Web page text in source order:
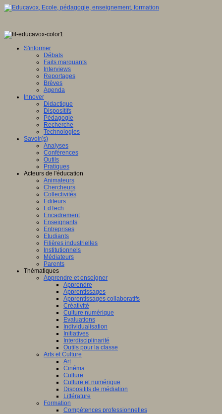
S'informer
Débats
Faits marquants
Interviews
Reportages
Brèves
Agenda
Innover
Didactique
Dispositifs
Pédagogie
Recherche
Technologies
Savoir(s)
Analyses
Conférences
Outils
Pratiques
Acteurs de l'éducation
Animateurs
Chercheurs
Collectivités
Editeurs
EdTech
Encadrement
Enseignants
Entreprises
Etudiants
Filières industrielles
Institutionnels
Médiateurs
Parents
Thématiques
Apprendre et enseigner
Apprendre
Apprentissages
Apprentissages collaboratifs
Créativité
Culture numérique
Evaluations
Individualisation
Initiatives
Interdisciplinarité
Outils pour la classe
Arts et Culture
Art
Cinéma
Culture
Culture et numérique
Dispositifs de médiation
Littérature
Formation
Compétences professionnelles